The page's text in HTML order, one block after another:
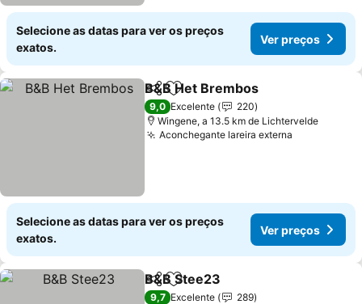
Selecione as datas para ver os preços
exatos.
Ver preços
PartilharAdicionar aos favoritos
B&B Het Brembos
9,0 Excelente
220
Wingene, a 13.5 km de Lichtervelde
Aconchegante lareira externa
Selecione as datas para ver os preços
exatos.
Ver preços
PartilharAdicionar aos favoritos
B&B Stee23
9,7 Excelente
289